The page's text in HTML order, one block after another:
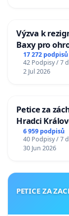
Výzva k
Baxy pro
17 272 podpisů
42 Podpisy / 7
2 Jul 2026
Petice za
Hradci
6 959 podpisů
40 Podpisy / 7
30 Jun 2026
PETICE ZA